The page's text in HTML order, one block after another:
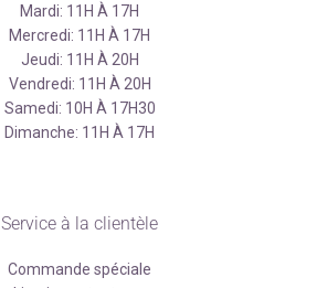
Mardi: 11H À 17H
Mercredi: 11H À 17H
Jeudi: 11H À 20H
Vendredi: 11H À 20H
Samedi: 10H À 17H30
Dimanche: 11H À 17H
Service à la clientèle
Commande spéciale